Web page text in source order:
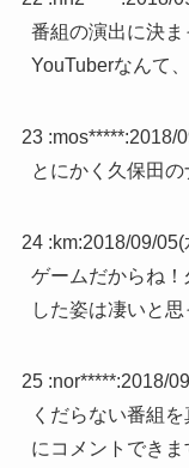
番組の演出に決
YouTuberなんて
23 :mos*****:2018/
とにかく久保田
24 :km:2018/09/
ゲームだからね
した姿は凄いと思
25 :nor*****:2018/
くだらない番組
にコメントできま